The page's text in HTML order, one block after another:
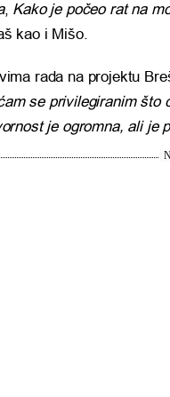
, Kako je počeo rat na
kao i Mišo.
rada na projektu
se privilegiranim što
je ogromna, ali je